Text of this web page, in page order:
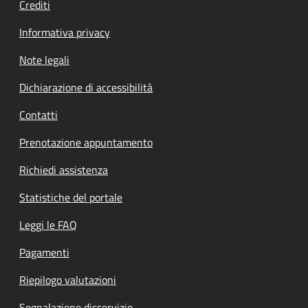
Crediti
Informativa privacy
Note legali
Dichiarazione di accessibilità
Contatti
Prenotazione appuntamento
Richiedi assistenza
Statistiche del portale
Leggi le FAQ
Pagamenti
Riepilogo valutazioni